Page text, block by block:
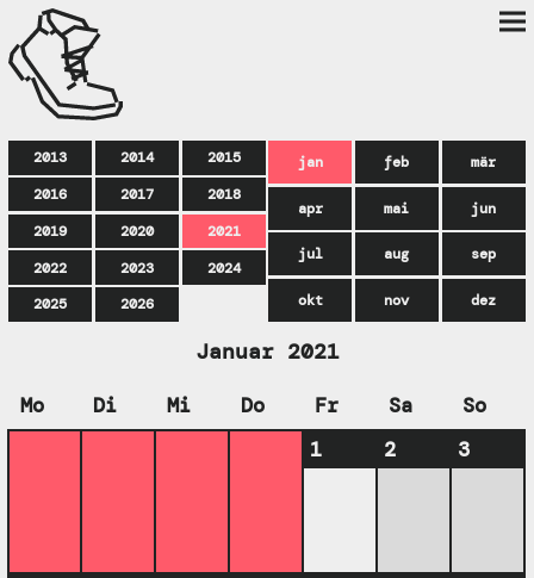
2013 2014
2015
2016
2017
2018
2019
2020
2021
2022
2023
2024
2025
2026
jan feb mär
apr mai jun
jul aug sep
okt nov dez
Januar 2021
Mo Di Mi Do Fr Sa
So
1
2 3